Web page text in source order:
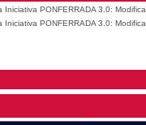
Iniciativa PONFERRADA 3.0:
Iniciativa PONFERRADA 3.0: